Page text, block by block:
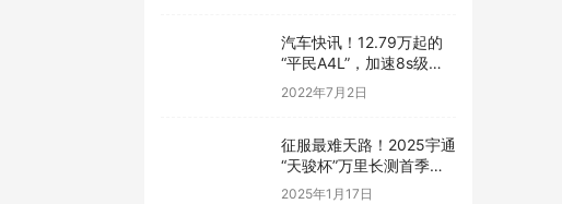
汽车快讯！12.79万起的
“平民A4L”，加速8s级，
一公里五毛钱，上市就锁
定爆款
2022年7月2日
征服最难天路！2025宇通
“天骏杯”万里长测首季圆
满落幕
2025年1月17日